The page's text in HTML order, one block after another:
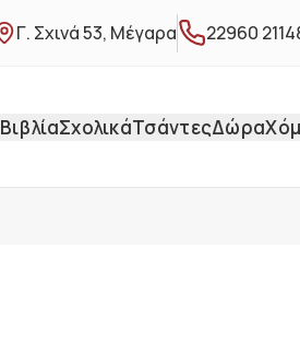
Γ. Σχινά 53, Μέγαρα 22960
ΒιβλίαΣχολικάΤσάντεςΔώρα